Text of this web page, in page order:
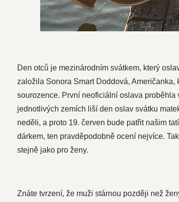
Den otců je mezinárodním svátkem, který
založila Sonora Smart Doddová,
sourozence. První neoficiální oslava proběhla
jednotlivých zemích liší den oslav svátku
neděli, a proto 19. červen bude patřit našim
dárkem, ten pravděpodobně ocení nejvíce.
stejně jako pro ženy.
Znáte tvrzení, že muži stárnou později než